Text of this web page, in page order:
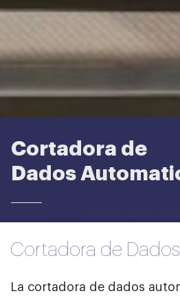
Cortadora de
Dados
Cortadora de
La cortadora de dados